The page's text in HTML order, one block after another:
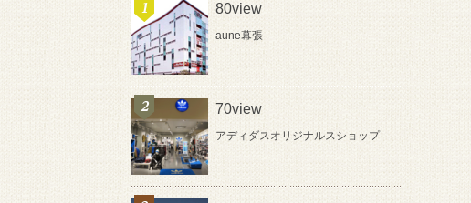
80view
aune幕張
70view
アディダスオリジナルスショップ